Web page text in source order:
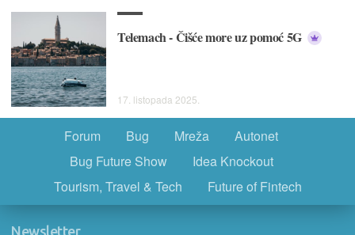
Telemach - Čišće more uz pomoć 5G
17. listopada 2025.
Forum Bug Mreža
Autonet
Bug Future Show
Idea Knockout
Tourism, Travel & Tech
Future of Fintech
Newsletter